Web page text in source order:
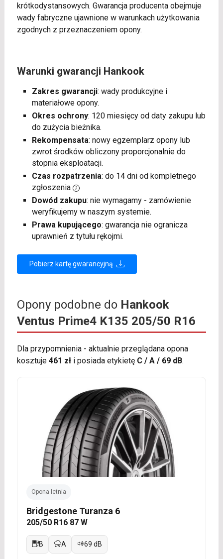
krótkodystansowych. Gwarancja producenta obejmuje
wady fabryczne ujawnione w warunkach użytkowania
zgodnych z przeznaczeniem opony.
Warunki gwarancji Hankook
Zakres gwarancji: wady produkcyjne i
materiałowe opony.
Okres ochrony: 120 miesięcy od daty zakupu lub
do zużycia bieżnika.
Rekompensata: nowy egzemplarz opony lub
zwrot środków obliczony proporcjonalnie do
stopnia eksploatacji.
Czas rozpatrzenia: do 14 dni od kompletnego
zgłoszenia
Dowód zakupu: nie wymagamy - zamówienie
weryfikujemy w naszym systemie.
Prawa kupującego: gwarancja nie ogranicza
uprawnień z tytułu rękojmi.
Pobierz kartę gwarancyjną
Opony podobne do Hankook
Ventus Prime4 K135 205/50 R16
Dla przypomnienia - aktualnie przeglądana opona
kosztuje 461 złi posiada etykietę C / A / 69 dB.
Opona letnia
Bridgestone Turanza 6
205/50 R16 87 W
B A 69 dB